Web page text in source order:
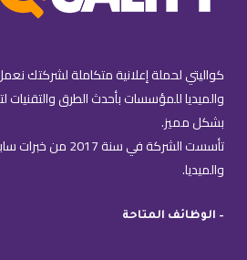
كواليتي لحملة إعلانية متكاملة لشركتك
والميديا للمؤسسات بأحدث الطرق والتقنيات
بشكل مميز.
تأسست الشركة في
والميديا.
– الوظائف المتاحة